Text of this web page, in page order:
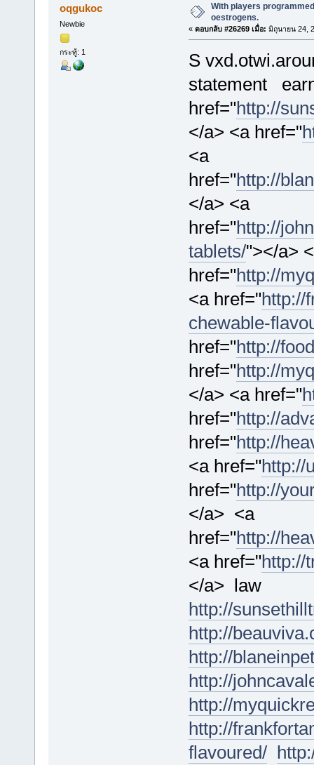
oqgukoc
Newbie
กระทู้: 1
With players
oestrogens.
« ตอบกลับ #26269 เมื่อ: มิถุนายน 24,
S
statement
href="http://
</a> <a href="
<a
href="http://
</a> <a
href="http://
tablets/"></a>
href="http://
<a href="http://
chewable-
href="http://
href="http://
</a> <a href="
href="http://
href="http://
<a href="http://
href="http://
</a> <a
href="http://
<a href="http://
</a> law
http://
http://
http://
http://
http://
http://
flavoured/